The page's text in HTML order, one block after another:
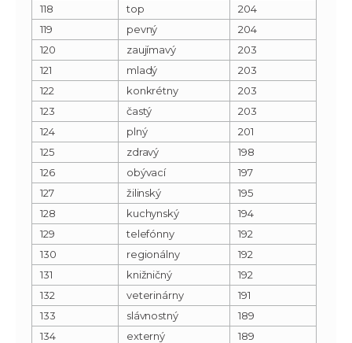
118
top
204
119
pevný
204
120
zaujímavý
203
121
mladý
203
122
konkrétny
203
123
častý
203
124
plný
201
125
zdravý
198
126
obývací
197
127
žilinský
195
128
kuchynský
194
129
telefónny
192
130
regionálny
192
131
knižničný
192
132
veterinárny
191
133
slávnostný
189
134
externý
189